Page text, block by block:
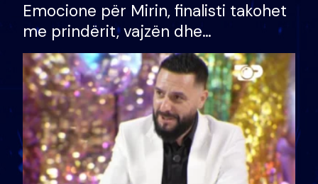
Emocione për Mirin, finalisti takohet
me prindërit, vajzën dhe
bashkëshorten: S’kemi ndonjë letër
divorci apo jo?